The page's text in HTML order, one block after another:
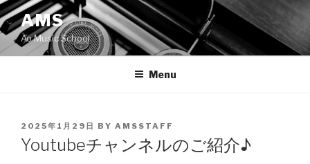
Skip
to
content
AMS
Ao Music School
Menu
POSTED
ON
2025年1月29日 BY AMSSTAFF
Youtubeチャンネルのご紹介♪